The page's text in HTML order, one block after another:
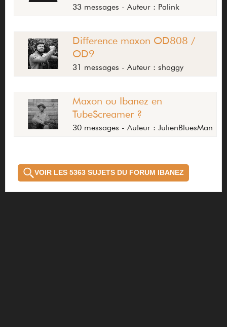
33 messages - Auteur : Palink
Difference maxon OD808 /
OD9
31 messages - Auteur : shaggy
Maxon ou Ibanez en
TubeScreamer ?
30 messages - Auteur : JulienBluesMan
VOIR LES 5363 SUJETS DU FORUM IBANEZ